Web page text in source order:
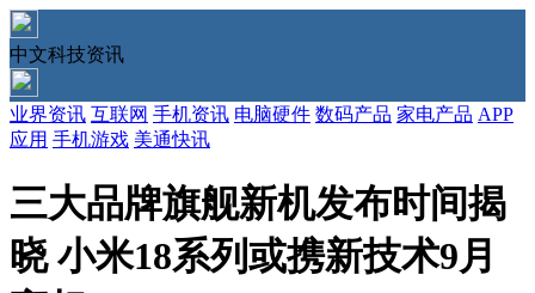
中文科技资讯
业界资讯 互联网 手机资讯 电脑硬件 数码产品 家电产品 APP
应用 手机游戏 美通快讯
三大品牌旗舰新机发布时间揭
晓 小米18系列或携新技术9月